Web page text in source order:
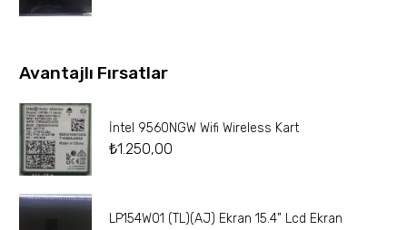
Avantajlı Fırsatlar
İntel 9560NGW Wifi Wireless Kart
₺1.250,00
LP154W01 (TL)(AJ) Ekran 15.4” Lcd Ekran